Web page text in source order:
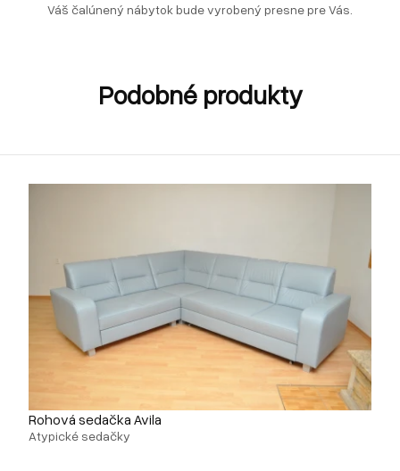
Váš čalúnený nábytok bude vyrobený presne pre Vás.
Podobné produkty
Rohová sedačka Avila
Atypické sedačky